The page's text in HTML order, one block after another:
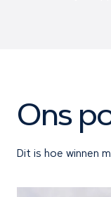
Ons
Dit is hoe winnen